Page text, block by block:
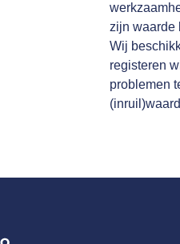
zijn waarde
Wij
registeren
problemen